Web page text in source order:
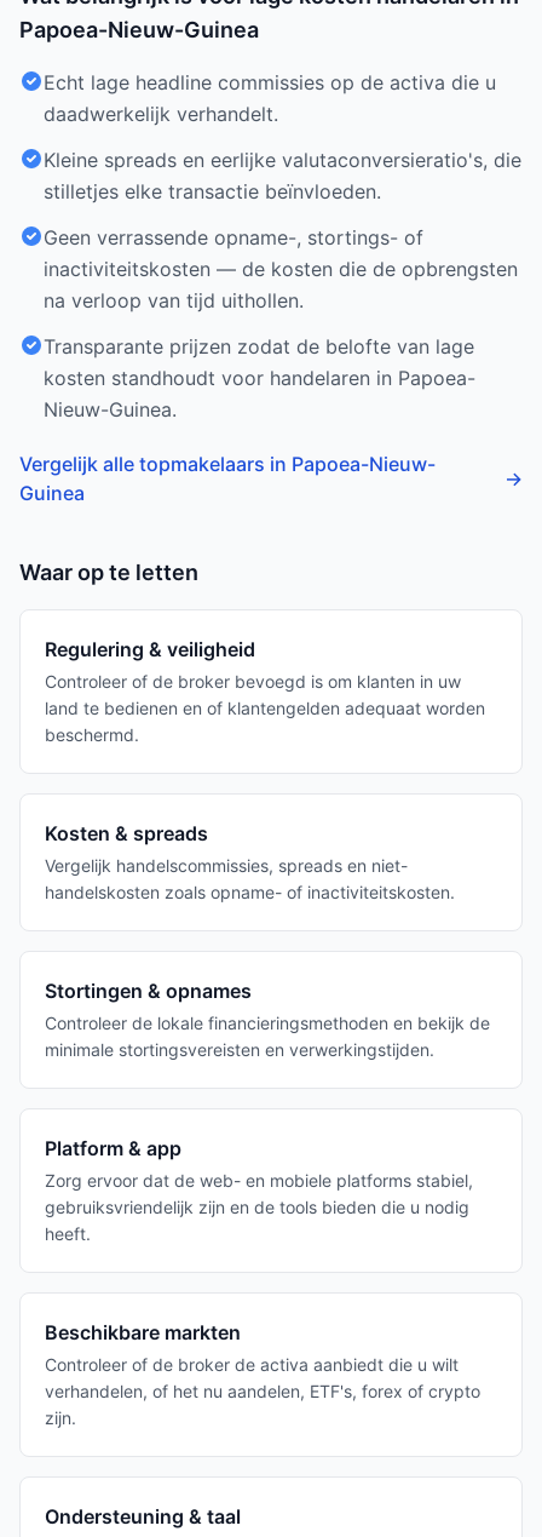
Papoea-Nieuw-Guinea
Echt lage headline commissies op de activa die u
daadwerkelijk verhandelt.
Kleine spreads en eerlijke valutaconversieratio's, die
stilletjes elke transactie beïnvloeden.
Geen verrassende opname-, stortings- of
inactiviteitskosten — de kosten die de opbrengsten
na verloop van tijd uithollen.
Transparante prijzen zodat de belofte van lage
kosten standhoudt voor handelaren in Papoea-
Nieuw-Guinea.
Vergelijk alle topmakelaars in Papoea-Nieuw-
Guinea
→
Waar op te letten
Regulering & veiligheid
Controleer of de broker bevoegd is om klanten in uw
land te bedienen en of klantengelden adequaat worden
beschermd.
Kosten & spreads
Vergelijk handelscommissies, spreads en niet-
handelskosten zoals opname- of inactiviteitskosten.
Stortingen & opnames
Controleer de lokale financieringsmethoden en bekijk de
minimale stortingsvereisten en verwerkingstijden.
Platform & app
Zorg ervoor dat de web- en mobiele platforms stabiel,
gebruiksvriendelijk zijn en de tools bieden die u nodig
heeft.
Beschikbare markten
Controleer of de broker de activa aanbiedt die u wilt
verhandelen, of het nu aandelen, ETF's, forex of crypto
zijn.
Ondersteuning & taal